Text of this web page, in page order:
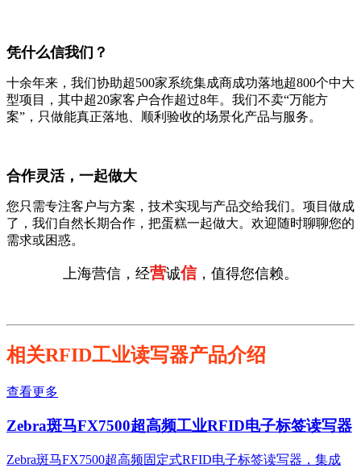
凭什么信我们？
十余年来，我们协助超500家系统集成商成功落地超800个中大
型项目，其中超20家客户合作超过8年。我们不卖“万能方
案”，只做能真正落地、顺利验收的场景化产品与服务。
合作灵活，一起做大
您只需专注客户与方案，技术实现与产品交给我们。项目做成
了，我们自然长期合作，把蛋糕一起做大。欢迎随时聊聊您的
需求或困惑。
上海营信，经营诚信，值得您信赖。
相关RFID工业读写器产品介绍
查看更多
Zebra斑马FX7500超高频工业RFID电子标签读写器
Zebra斑马FX7500超高频固定式RFID电子标签读写器，集成